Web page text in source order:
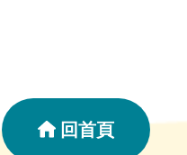
回首頁